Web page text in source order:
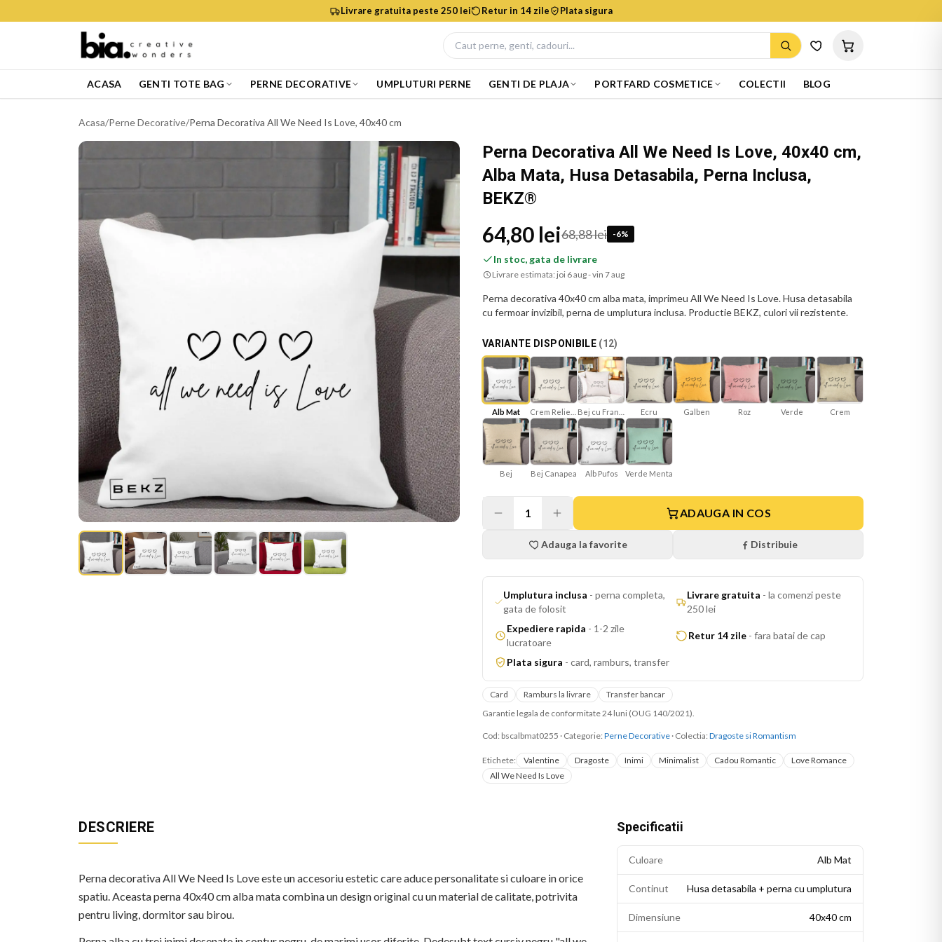
Livrare gratuita peste 250 lei Retur in 14 zile Plata sigura
ACASA GENTI TOTE BAG PERNE DECORATIVE UMPLUTURI PERNE GENTI DE PLAJA PORTFARD COSMETICE COLECTII BLOG
Acasa/Perne Decorative/Perna Decorativa All We Need Is Love, 40x40 cm
Perna Decorativa All We Need Is Love, 40x40 cm,
Alba Mata, Husa Detasabila, Perna Inclusa,
BEKZ®
64,80 lei68,88 lei -6%
In stoc, gata de livrare
Livrare estimata: joi 6 aug - vin 7 aug
Perna decorativa 40x40 cm alba mata, imprimeu All We Need Is Love. Husa detasabila
cu fermoar invizibil, perna de umplutura inclusa. Productie BEKZ, culori vii rezistente.
VARIANTE DISPONIBILE (12)
Alb Mat Ecru Galben Roz Verde Crem
Bej Bej Canapea Alb Pufos Verde Menta
1 ADAUGA IN COS
Adauga la favorite Distribuie
Umplutura inclusa -perna completa,
gata de folosit
Livrare gratuita -la comenzi peste
250 lei
Expediere rapida - 1-2 zile
lucratoare
Retur 14 zile - fara batai de cap
Plata sigura - card, ramburs, transfer
Card Ramburs la livrare
Transfer bancar
Garantie legala de conformitate 24 luni (OUG 140/2021).
Cod: bscalbmat0255 · Categorie: Perne Decorative · Colectia: Dragoste si Romantism
Etichete: Valentine Dragoste Inimi Minimalist Cadou Romantic
Love Romance
All We Need Is Love
DESCRIERE
Perna decorativa All We Need Is Love este un accesoriu estetic care aduce personalitate si culoare in orice
spatiu. Aceasta perna 40x40 cm alba mata combina un design original cu un material de calitate, potrivita
pentru living, dormitor sau birou.
Specificatii
Culoare Alb Mat
Continut Husa detasabila + perna cu umplutura
Dimensiune 40x40 cm